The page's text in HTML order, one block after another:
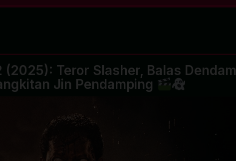
(2025): Teror Slasher, Balas Dendam
Jin Pendamping